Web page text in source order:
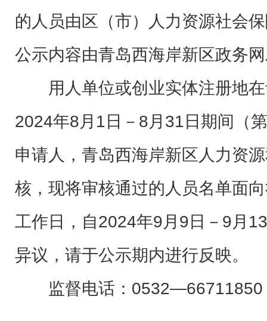
的人员由区（市）人力资源社会
公示内容由青岛西海岸新区政务
用人单位或创业实体注册地
2024年8月1日－8月31日期间（
申请人，青岛西海岸新区人力资
核，现将审核通过的人员名单面
工作日，自2024年9月9日－9月
异议，请于公示期内进行反映。
监督电话：0532—66711850